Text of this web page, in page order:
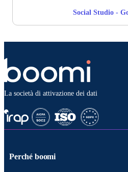
Social Studio -
La società di attivazione dei dati
Perché boomi